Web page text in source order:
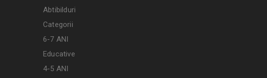
Abtibilduri
Categorii
6-7 ANI
Educative
4-5 ANI